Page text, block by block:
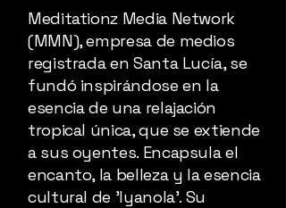
Meditationz Media Network
(MMN), empresa de medios
registrada en Santa Lucía, se
fundó inspirándose en la
esencia de una relajación
tropical única, que se extiende
a sus oyentes. Encapsula el
encanto, la belleza y la esencia
cultural de 'Iyanola'. Su